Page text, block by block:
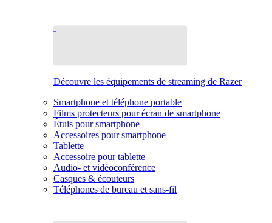
Découvre les équipements de streaming de Razer
Smartphone et téléphone portable
Films protecteurs pour écran de smartphone
Étuis pour smartphone
Accessoires pour smartphone
Tablette
Accessoire pour tablette
Audio- et vidéoconférence
Casques & écouteurs
Téléphones de bureau et sans-fil